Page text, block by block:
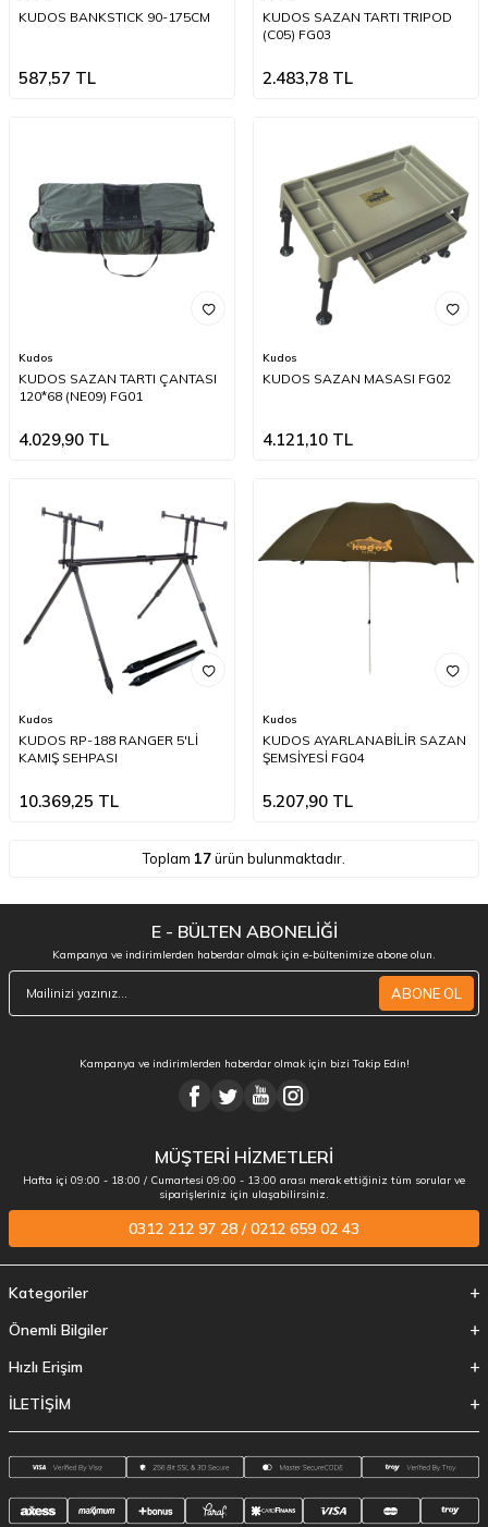
KUDOS BANKSTICK 90-175CM
587,57 TL
KUDOS SAZAN TARTI TRIPOD
(C05) FG03
2.483,78 TL
Kudos
KUDOS SAZAN TARTI ÇANTASI
120*68 (NE09) FG01
4.029,90 TL
Kudos
KUDOS SAZAN MASASI FG02
4.121,10 TL
Kudos
KUDOS RP-188 RANGER 5'Lİ
KAMIŞ SEHPASI
10.369,25 TL
Kudos
KUDOS AYARLANABİLİR SAZAN
ŞEMSİYESİ FG04
5.207,90 TL
Toplam 17ürün bulunmaktadır.
E - BÜLTEN ABONELİĞİ
Kampanya ve indirimlerden haberdar olmak için e-bültenimize abone olun.
ABONE OL
Kampanya ve indirimlerden haberdar olmak için bizi Takip Edin!
MÜŞTERİ HİZMETLERİ
Hafta içi 09:00 - 18:00 / Cumartesi 09:00 - 13:00 arası merak ettiğiniz tüm sorular ve
siparişleriniz için ulaşabilirsiniz.
0312 212 97 28 / 0212 659 02 43
Kategoriler
Önemli Bilgiler
Hızlı Erişim
İLETİŞİM